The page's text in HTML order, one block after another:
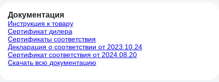
Документация
Инструкция к товару
Сертификат дилера
Сертификаты соответствия
Декларация о соответствии от 2023.10.24
Сертификат соответствия от 2024.08.20
Скачать всю документацию